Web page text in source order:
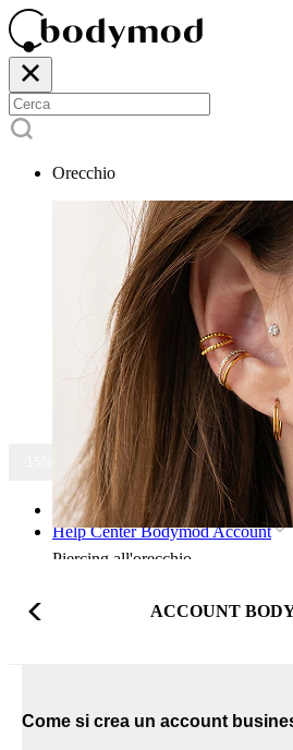
Orecchio
Piercing all'orecchio
-15% SU TUTTI I GIOIELLI
Home
Help Center Bodymod Account
ACCOUNT
Come si crea un account